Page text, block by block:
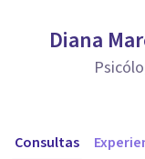
Diana
Consultas